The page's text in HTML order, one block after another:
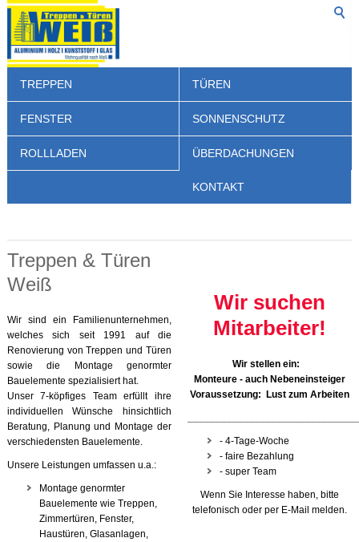
TREPPEN TÜREN
FENSTER SONNENSCHUTZ
ROLLLADEN ÜBERDACHUNGEN
KONTAKT
Treppen & Türen
Weiß
Wir sind ein Familienunternehmen,
welches sich seit 1991 auf die
Renovierung von Treppen und Türen
sowie die Montage genormter
Bauelemente spezialisiert hat.
Unser 7-köpfiges Team erfüllt ihre
individuellen Wünsche hinsichtlich
Beratung, Planung und Montage der
verschiedensten Bauelemente.
Unsere Leistungen umfassen u.a.:
Montage genormter
Bauelemente wie Treppen,
Zimmertüren, Fenster,
Haustüren, Glasanlagen,
Wir suchen
Mitarbeiter!
Wir stellen ein:
Monteure - auch Nebeneinsteiger
Voraussetzung: Lust zum Arbeiten
- 4-Tage-Woche
- faire Bezahlung
- super Team
Wenn Sie Interesse haben, bitte
telefonisch oder per E-Mail melden.